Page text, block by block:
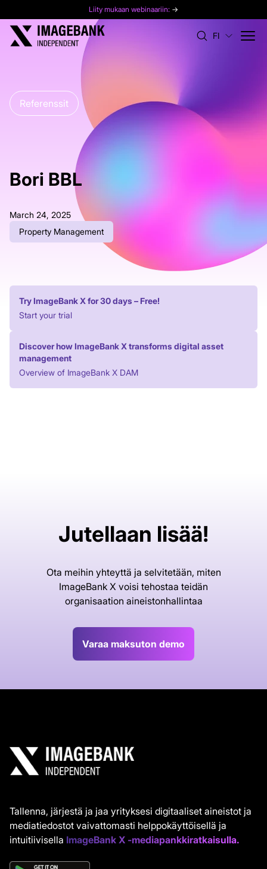
Liity mukaan webinaariin: →
FI
Referenssit
Bori BBL
March 24, 2025
Property Management
Try ImageBank X for 30 days – Free!
Start your trial
Discover how ImageBank X transforms digital asset
management
Overview of ImageBank X DAM
Jutellaan lisää!
Ota meihin yhteyttä ja selvitetään, miten
ImageBank X voisi tehostaa teidän
organisaation aineistonhallintaa
Varaa maksuton demo
Tallenna, järjestä ja jaa yrityksesi digitaaliset aineistot ja
mediatiedostot vaivattomasti helppokäyttöisellä ja
intuitiivisella ImageBank X -mediapankkiratkaisulla.